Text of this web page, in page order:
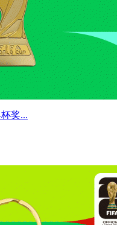
奖...